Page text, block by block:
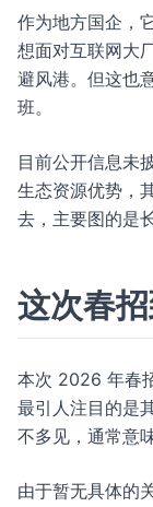
作为地方国企，
想面对互联网大
避风港。但这也
班。
目前公开信息未
生态资源优势，
去，主要图的是
这次春
本次 2026 年春
最引人注目的是
不多见，通常意
由于暂无具体的